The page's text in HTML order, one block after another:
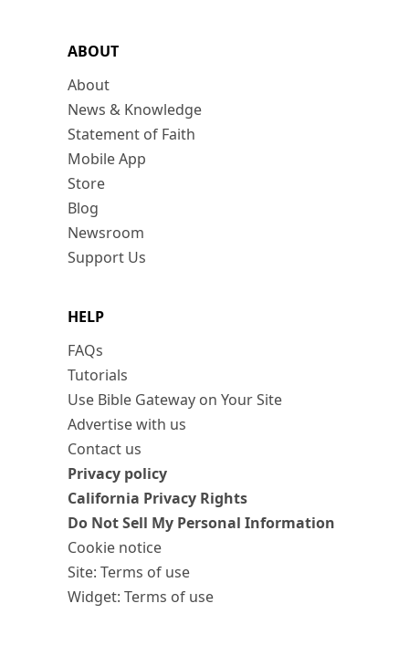
ABOUT
About
News & Knowledge
Statement of Faith
Mobile App
Store
Blog
Newsroom
Support Us
HELP
FAQs
Tutorials
Use Bible Gateway on Your Site
Advertise with us
Contact us
Privacy policy
California Privacy Rights
Do Not Sell My Personal Information
Cookie notice
Site: Terms of use
Widget: Terms of use